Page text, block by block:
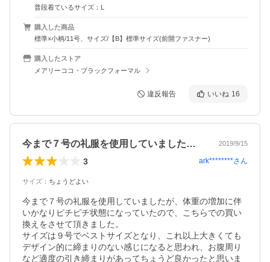
普段着ているサイズ：L
購入した商品
標準×小柄/11号、サイズ/【B】標準サイズ(前開ファスナー)
購入したストア
メアリーココ・ブラックフォーマル
違反報告 いいね 16
今まで７号の礼服を使用していましたが、… 2019/9/15
3 ark********さん
サイズ ： ちょうどよい
今まで７号の礼服を使用していましたが、体重の増加に伴
いかなりピチピチ状態になっていたので、こちらでの買い
換えをさせて頂きました。
サイズは９号でベストサイズとなり、これ以上大きくても
デザイン的に締まりのない感じになると思われ、お腹周り
など適度の引き締まりがあってちょうど良かったと思いま